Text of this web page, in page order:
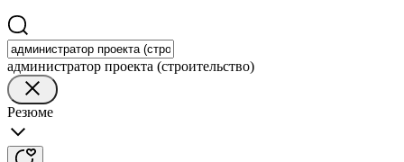
администратор проекта (строительство)
Резюме